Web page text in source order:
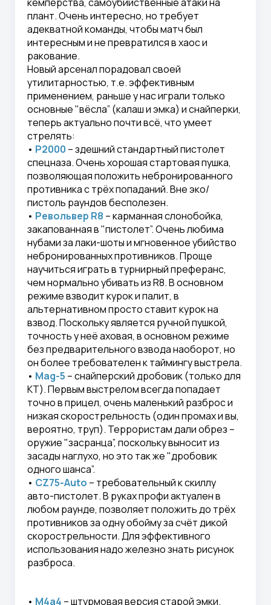
плант. Очень интересно, но требует
адекватной команды, чтобы матч был
интересным и не превратился в хаос и
ракование.
Новый арсенал порадовал своей
утилитарностью, т.е. эффективным
применением, раньше у нас играли только
основные "вёсла” (калаш и эмка) и снайперки,
теперь актуально почти всё, что умеет
стрелять:
• P2000 – здешний стандартный пистолет
спецназа. Очень хорошая стартовая пушка,
позволяющая положить небронированного
противника с трёх попаданий. Вне эко/
пистоль раундов бесполезен.
• Револьвер R8 – карманная слонобойка,
закапованная в "пистолет”. Очень любима
нубами за лаки-шоты и мгновенное убийство
небронированных противников. Проще
научиться играть в турнирный преферанс,
чем нормально убивать из R8. В основном
режиме взводит курок и палит, в
альтернативном просто ставит курок на
взвод. Поскольку является ручной пушкой,
точность у неё аховая, в основном режиме
без предварительного взвода наоборот, но
он более требователен к таймингу выстрела.
• Mag-5 – снайперский дробовик (только для
КТ). Первым выстрелом всегда попадает
точно в прицел, очень маленький разброс и
низкая скорострельность (один промах и вы,
вероятно, труп). Террористам дали обрез –
оружие "засранца”, поскольку выносит из
засады наглухо, но это так же "дробовик
одного шанса”.
• CZ75-Auto – требовательный к скиллу
авто-пистолет. В руках профи актуален в
любом раунде, позволяет положить до трёх
противников за одну обойму за счёт дикой
скорострельности. Для эффективного
использования надо железно знать рисунок
разброса.
• M4a4 – штурмовая версия старой эмки.